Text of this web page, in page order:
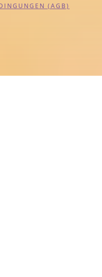
(AGB)